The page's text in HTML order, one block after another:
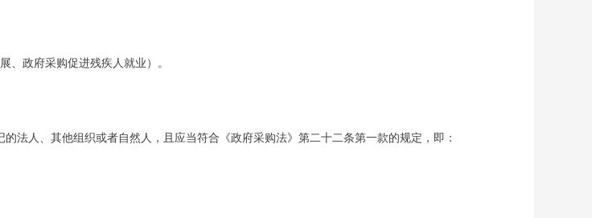
、政府采购促进残疾人就业）。
法人、其他组织或者自然人，且应当符合《政府采购法》第二十二条第一款的规定，即：